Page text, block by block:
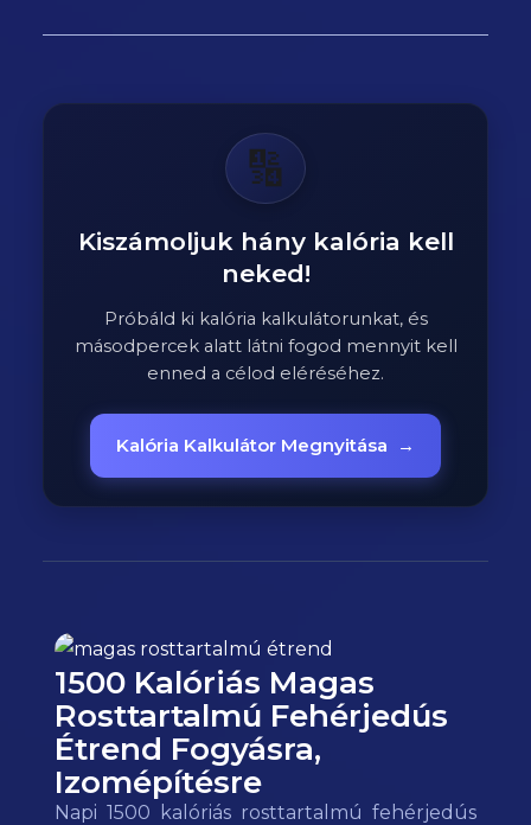
🔢
Kiszámoljuk hány kalória kell
neked!
Próbáld ki kalória kalkulátorunkat, és
másodpercek alatt látni fogod mennyit kell
enned a célod eléréséhez.
Kalória Kalkulátor Megnyitása →
1500 Kalóriás Magas
Rosttartalmú Fehérjedús
Étrend Fogyásra,
Izomépítésre
Napi 1500 kalóriás rosttartalmú fehérjedús